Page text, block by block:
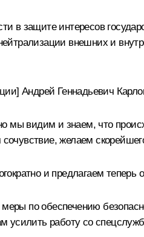
в защите интересов
внешних и
Андрей Геннадьевич
мы видим и знаем, что
желаем
и предлагаем
по обеспечению
усилить работу со